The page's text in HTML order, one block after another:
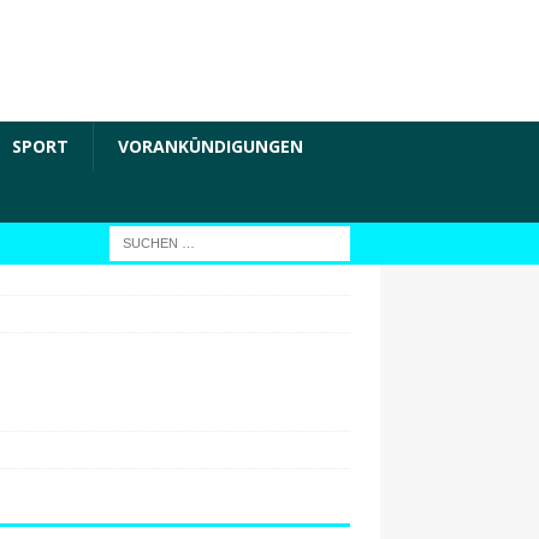
SPORT VORANKÜNDIGUNGEN